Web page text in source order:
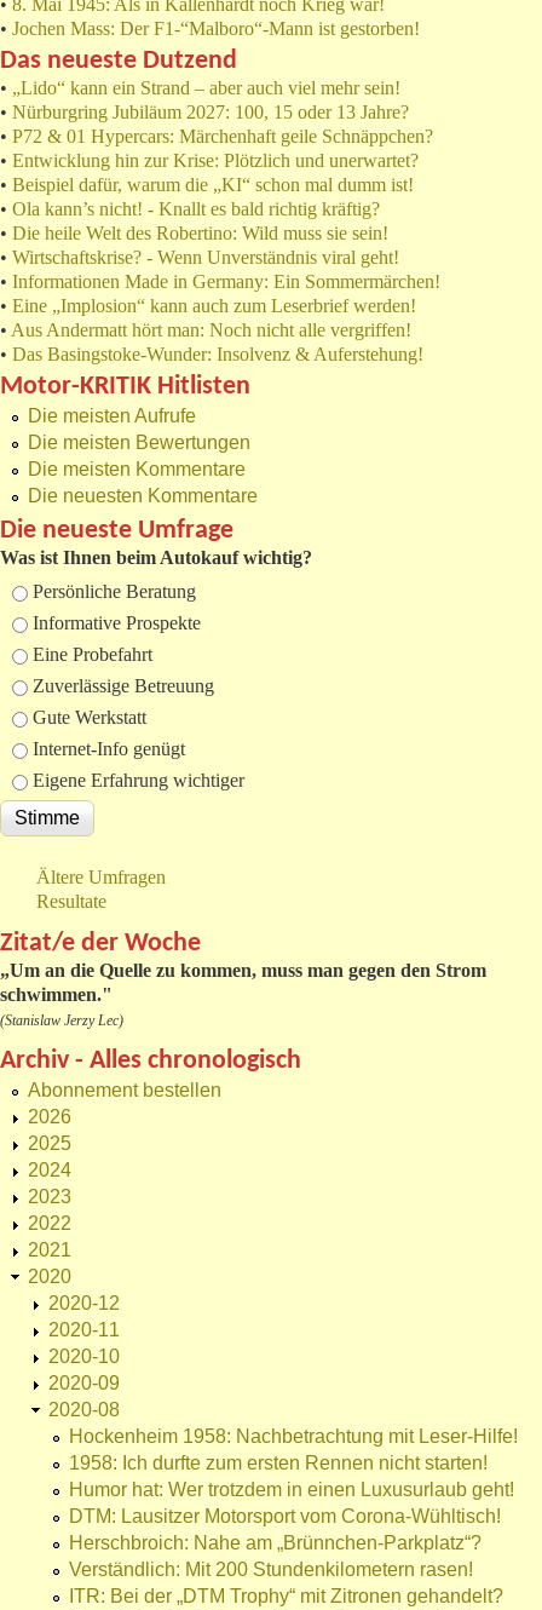
• 8. Mai 1945: Als in Kallenhardt noch Krieg war!
• Jochen Mass: Der F1-“Malboro“-Mann ist gestorben!
Das neueste Dutzend
• „Lido“ kann ein Strand – aber auch viel mehr sein!
• Nürburgring Jubiläum 2027: 100, 15 oder 13 Jahre?
• P72 & 01 Hypercars: Märchenhaft geile Schnäppchen?
• Entwicklung hin zur Krise: Plötzlich und unerwartet?
• Beispiel dafür, warum die „KI“ schon mal dumm ist!
• Ola kann’s nicht! - Knallt es bald richtig kräftig?
• Die heile Welt des Robertino: Wild muss sie sein!
• Wirtschaftskrise? - Wenn Unverständnis viral geht!
• Informationen Made in Germany: Ein Sommermärchen!
• Eine „Implosion“ kann auch zum Leserbrief werden!
• Aus Andermatt hört man: Noch nicht alle vergriffen!
• Das Basingstoke-Wunder: Insolvenz & Auferstehung!
Motor-KRITIK Hitlisten
Die meisten Aufrufe
Die meisten Bewertungen
Die meisten Kommentare
Die neuesten Kommentare
Die neueste Umfrage
Was ist Ihnen beim Autokauf wichtig?
Auswahlmöglichkeiten
Persönliche Beratung
Informative Prospekte
Eine Probefahrt
Zuverlässige Betreuung
Gute Werkstatt
Internet-Info genügt
Eigene Erfahrung wichtiger
Ältere Umfragen
Resultate
Zitat/e der Woche
„Um an die Quelle zu kommen, muss man gegen den Strom
schwimmen."
(Stanislaw Jerzy Lec)
Archiv - Alles chronologisch
Abonnement bestellen
2026
2025
2024
2023
2022
2021
2020
2020-12
2020-11
2020-10
2020-09
2020-08
Hockenheim 1958: Nachbetrachtung mit Leser-Hilfe!
1958: Ich durfte zum ersten Rennen nicht starten!
Humor hat: Wer trotzdem in einen Luxusurlaub geht!
DTM: Lausitzer Motorsport vom Corona-Wühltisch!
Herschbroich: Nahe am „Brünnchen-Parkplatz“?
Verständlich: Mit 200 Stundenkilometern rasen!
ITR: Bei der „DTM Trophy“ mit Zitronen gehandelt?